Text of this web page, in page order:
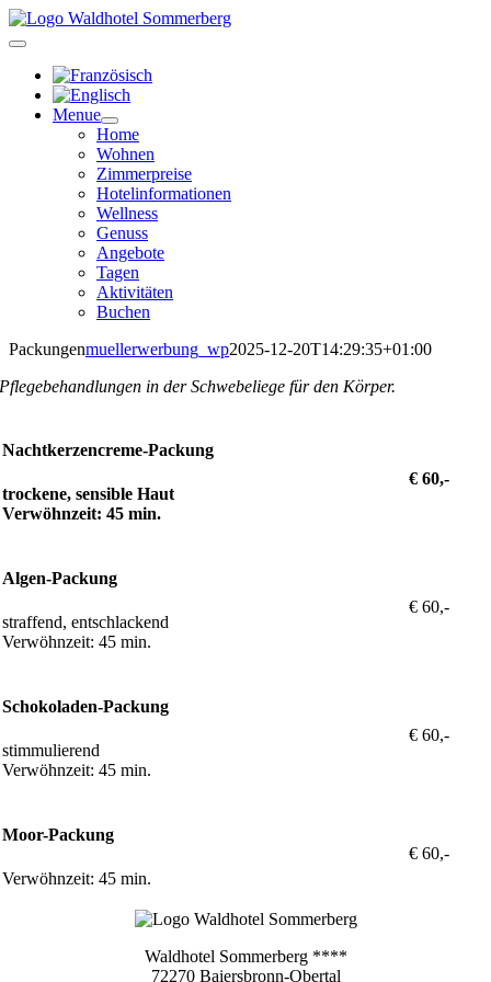
Zum
Inhalt
Menue
Home
Wohnen
Zimmerpreise
Hotelinformationen
Wellness
Genuss
Angebote
Tagen
Aktivitäten
Buchen
Packungenmuellerwerbung_wp2025-12-20T14:29:35+01:00
Pflegebehandlungen in der Schwebeliege für den Körper.
Nachtkerzencreme-Packung
trockene, sensible Haut
Verwöhnzeit: 45 min.
€ 60,-
Algen-Packung
straffend, entschlackend
Verwöhnzeit: 45 min.
€ 60,-
Schokoladen-Packung
stimmulierend
Verwöhnzeit: 45 min.
€ 60,-
Moor-Packung
Verwöhnzeit: 45 min.
€ 60,-
Waldhotel Sommerberg ****
72270 Baiersbronn-Obertal